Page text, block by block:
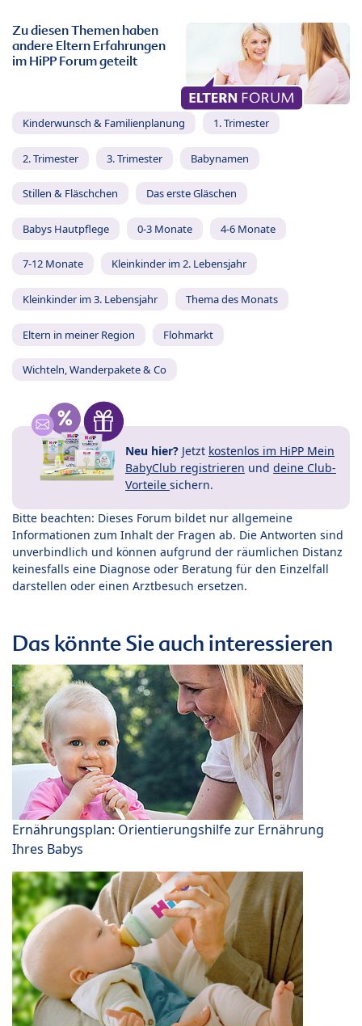
Zu diesen Themen haben
andere Eltern Erfahrungen
im HiPP Forum geteilt
Kinderwunsch & Familienplanung 1. Trimester
2. Trimester 3. Trimester Babynamen
Stillen & Fläschchen Das erste Gläschen
Babys Hautpflege 0-3 Monate 4-6 Monate
7-12 Monate Kleinkinder im 2. Lebensjahr
Kleinkinder im 3. Lebensjahr Thema des Monats
Eltern in meiner Region Flohmarkt
Wichteln, Wanderpakete & Co
Neu hier? Jetzt kostenlos im HiPP Mein
BabyClub registrieren und deine Club-
Vorteile sichern.
Bitte beachten: Dieses Forum bildet nur allgemeine
Informationen zum Inhalt der Fragen ab. Die Antworten sind
unverbindlich und können aufgrund der räumlichen Distanz
keinesfalls eine Diagnose oder Beratung für den Einzelfall
darstellen oder einen Arztbesuch ersetzen.
Das könnte Sie auch interessieren
Ernährungsplan: Orientierungshilfe zur Ernährung
Ihres Babys